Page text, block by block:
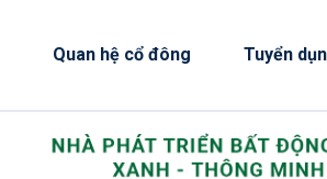
Quan hệ cổ đông Tuyển